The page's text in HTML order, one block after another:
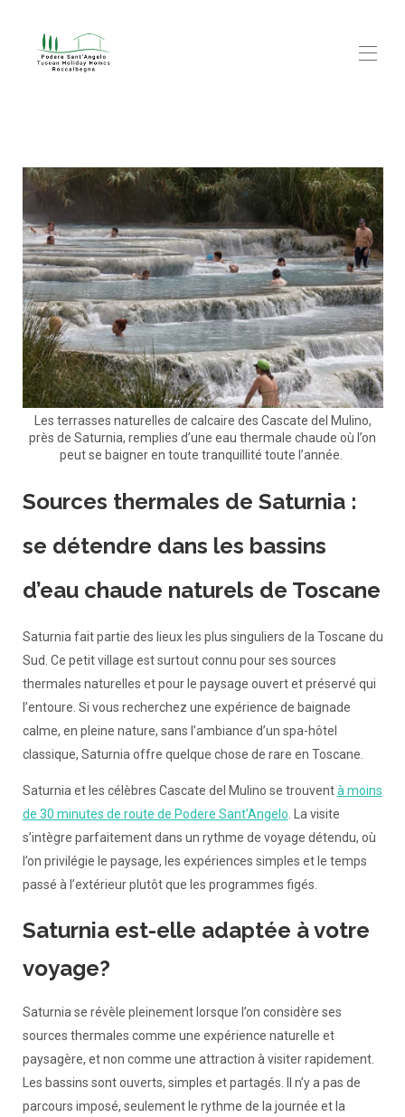
Découvrir ▾
FAQ
À propos
Blog
Contact
Les terrasses naturelles de calcaire des Cascate del Mulino,
près de Saturnia, remplies d’une eau thermale chaude où l’on
peut se baigner en toute tranquillité toute l’année. ​
Sources thermales de Saturnia :
se détendre dans les bassins
d’eau chaude naturels de Toscane
Saturnia fait partie des lieux les plus singuliers de la Toscane du
Sud. Ce petit village est surtout connu pour ses sources
thermales naturelles et pour le paysage ouvert et préservé qui
l’entoure. Si vous recherchez une expérience de baignade
calme, en pleine nature, sans l’ambiance d’un spa-hôtel
classique, Saturnia offre quelque chose de rare en Toscane.
Saturnia et les célèbres Cascate del Mulino se trouventà moins
de 30 minutes de route de Podere Sant’Angelo . La visite
s’intègre parfaitement dans un rythme de voyage détendu, où
l’on privilégie le paysage, les expériences simples et le temps
passé à l’extérieur plutôt que les programmes figés.
Saturnia est-elle adaptée à votre
voyage?
Saturnia se révèle pleinement lorsque l’on considère ses
sources thermales comme une expérience naturelle et
paysagère, et non comme une attraction à visiter rapidement.
Les bassins sont ouverts, simples et partagés. Il n’y a pas de
parcours imposé, seulement le rythme de la journée et la